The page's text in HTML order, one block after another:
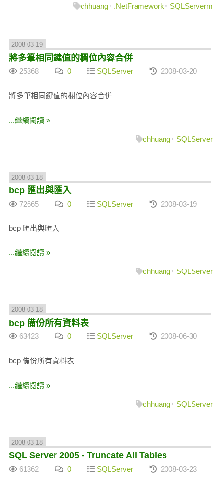
chhuang .NetFramework SQLServerm
2008-03-19
將多筆相同鍵值的欄位內容合併
25368 0 SQLServer 2008-03-20
將多筆相同鍵值的欄位內容合併
...繼續閱讀 »
chhuang SQLServer
2008-03-18
bcp 匯出與匯入
72665 0 SQLServer 2008-03-19
bcp 匯出與匯入
...繼續閱讀 »
chhuang SQLServer
2008-03-18
bcp 備份所有資料表
63423 0 SQLServer 2008-06-30
bcp 備份所有資料表
...繼續閱讀 »
chhuang SQLServer
2008-03-18
SQL Server 2005 - Truncate All Tables
61362 0 SQLServer 2008-03-23